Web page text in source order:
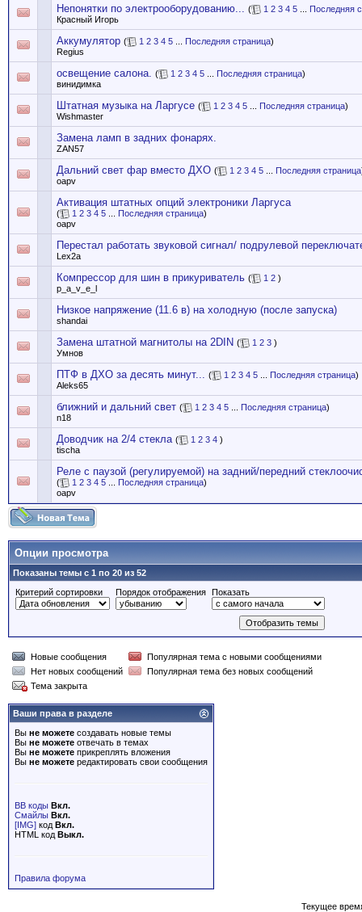
Непонятки по электрооборудованию... ( 1 2 3 4 5
Последняя
Красный Игорь
Аккумулятор ( 1 2 3 4 5 Последняя страница)
Regius
освещение салона. ( 1 2 3 4 5 Последняя страница)
винидимка
Штатная музыка на Ларгусе ( 1 2 3 4 5 Последняя страница)
Wishmaster
Замена ламп в задних фонарях.
ZAN57
Дальний свет фар вместо ДХО ( 1 2 3 4 5 Последняя страница
oapv
Активация штатных опций электроники Ларгуса
( 1 2 3 4 5 Последняя страница)
oapv
Перестал работать звуковой сигнал/ подрулевой
Lex2a
Компрессор для шин в прикуриватель ( 1 2 )
p_a_v_e_l
Низкое напряжение (11.6 в) на холодную (после запуска)
shandai
Замена штатной магнитолы на 2DIN ( 1 2 3 )
Умнов
ПТФ в ДХО за десять минут... ( 1 2 3 4 5 Последняя страница)
Aleks65
ближний и дальний свет ( 1 2 3 4 5 Последняя страница)
n18
Доводчик на 2/4 стекла ( 1 2 3 4 )
tischa
Реле с паузой (регулируемой) на задний/передний
( 1 2 3 4 5 Последняя страница)
oapv
Опции просмотра
Показаны темы с 1 по 20 из 52
Критерий сортировки
Порядок отображения Показать
Новые сообщения
Популярная тема с новыми сообщениями
Нет новых сообщений
Популярная тема без новых сообщений
Тема закрыта
Ваши права в разделе
Вы не можете создавать новые темы
Вы не можете отвечать в темах
Вы не можете прикреплять вложения
Вы не можете редактировать свои сообщения
BB коды Вкл.
Смайлы Вкл.
[IMG] код Вкл.
HTML код Выкл.
Правила форума
Текущее